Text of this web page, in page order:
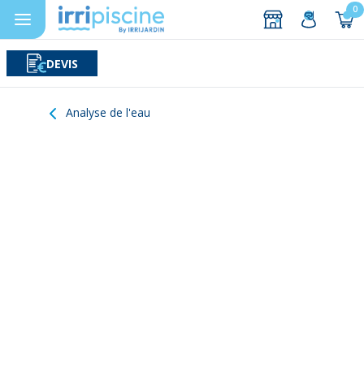
0
DEVIS
Analyse de l'eau